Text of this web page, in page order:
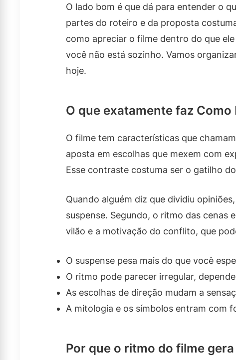
O lado bom é que dá para entender o
partes do roteiro e da proposta
como apreciar o filme dentro do que
você não está sozinho. Vamos
hoje.
O que exatamente faz
O filme tem características que
aposta em escolhas que mexem com
Esse contraste costuma ser o gatilho
Quando alguém diz que dividiu
suspense. Segundo, o ritmo das cenas
vilão e a motivação do conflito, que
O suspense pesa mais do que você
O ritmo pode parecer irregular,
As escolhas de direção mudam a
A mitologia e os símbolos entram com
Por que o ritmo do filme